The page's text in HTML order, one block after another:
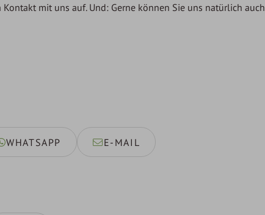
mit uns auf. Und: Gerne können Sie uns natürlich auch
WHATSAPP E-MAIL